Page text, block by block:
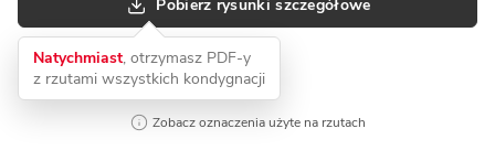
Pobierz rysunki szczegółowe
Natychmiast, otrzymasz PDF-y
z rzutami wszystkich kondygnacji
Zobacz oznaczenia użyte na rzutach